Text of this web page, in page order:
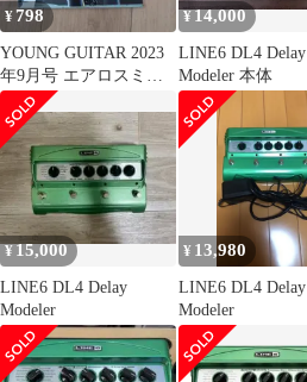
¥798
YOUNG GUITAR 2023
年9月号 エアロスミス
特集
¥14,000
LINE6 DL4 Delay
Modeler 本体
¥15,000
LINE6 DL4 Delay
Modeler
¥ 13,980
LINE6 DL4 Delay
Modeler